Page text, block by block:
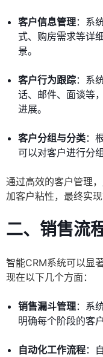
客户信息管理：系
式、购房需求等详
景。
客户行为跟踪：系
话、邮件、面谈等
进展。
客户分组与分类：
可以对客户进行分
通过高效的客户管理
加客户粘性，最终实现
二、销售流
智能CRM系统可以显
现在以下几个方面：
销售漏斗管理：系
明确每个阶段的客
自动化工作流程：